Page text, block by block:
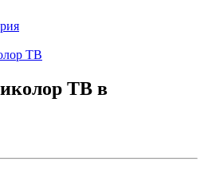
ТВ
ТВ в